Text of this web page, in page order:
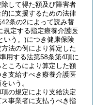
して得た額及び障害者
に支援するための法律
42条の2によって読み替
規定する指定療養介護医
いう。)につき健康保険
法の例により算定した
用する法第58条第4項に
ころにより算定した額
支給すべき療養介護医
いう。
の規定により支給決定
事業者に支払うべき指